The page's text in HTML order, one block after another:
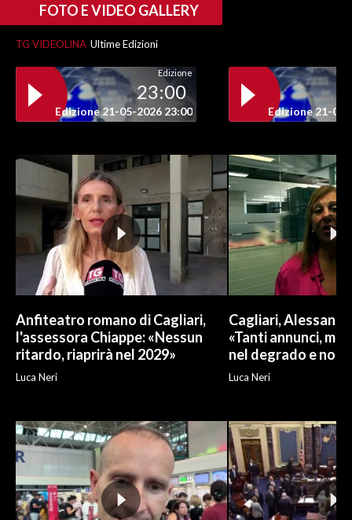
FOTO E VIDEO GALLERY
TG VIDEOLINA Ultime Edizioni
Edizione
23:00
Edizione 21-05-2026 23:00 Edizione 21-05-
Anfiteatro romano di Cagliari,
l'assessora Chiappe: «Nessun
ritardo, riaprirà nel 2029»
Luca Neri
Cagliari,
«Tanti annunci,
nel degrado e non
Luca Neri